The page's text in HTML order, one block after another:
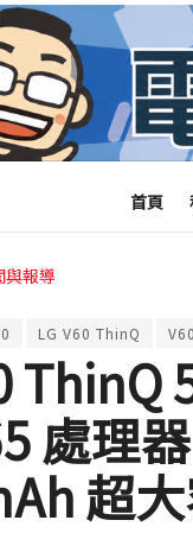
首頁
與報導
LG V60 ThinQ
ThinQ
處理
超